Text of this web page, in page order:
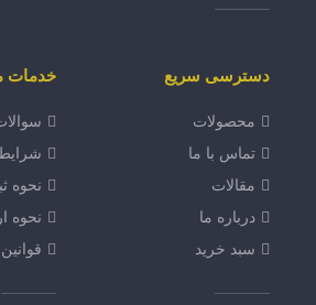
دسترسی سریع
محصولات
تماس با ما
مقالات
درباره ما
سبد خرید
خدمات
شرایط
نحوه
نحوه